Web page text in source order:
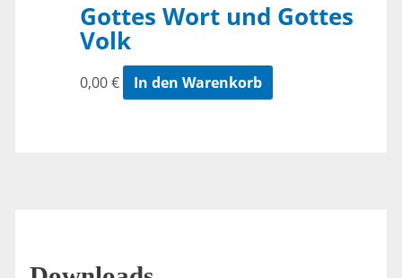
Gottes Wort und Gottes
Volk
0,00€ In den Warenkorb